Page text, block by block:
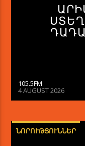
105.5FM
4 AUGUST 2026
ՆՈՐՈՒԹՅՈՒՆՆԵՐ